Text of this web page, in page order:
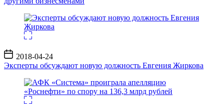
Дата
записи
2018-04-24
Эксперты обсуждают новую должность Евгения Жиркова